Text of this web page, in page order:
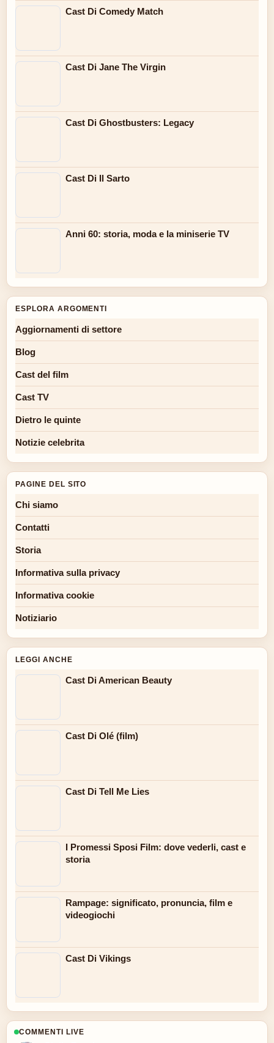
Cast Di Comedy Match
Cast Di Jane The Virgin
Cast Di Ghostbusters: Legacy
Cast Di Il Sarto
Anni 60: storia, moda e la miniserie TV
ESPLORA ARGOMENTI
Aggiornamenti di settore
Blog
Cast del film
Cast TV
Dietro le quinte
Notizie celebrita
PAGINE DEL SITO
Chi siamo
Contatti
Storia
Informativa sulla privacy
Informativa cookie
Notiziario
LEGGI ANCHE
Cast Di American Beauty
Cast Di Olé (film)
Cast Di Tell Me Lies
I Promessi Sposi Film: dove vederli, cast e
storia
Rampage: significato, pronuncia, film e
videogiochi
Cast Di Vikings
COMMENTI LIVE